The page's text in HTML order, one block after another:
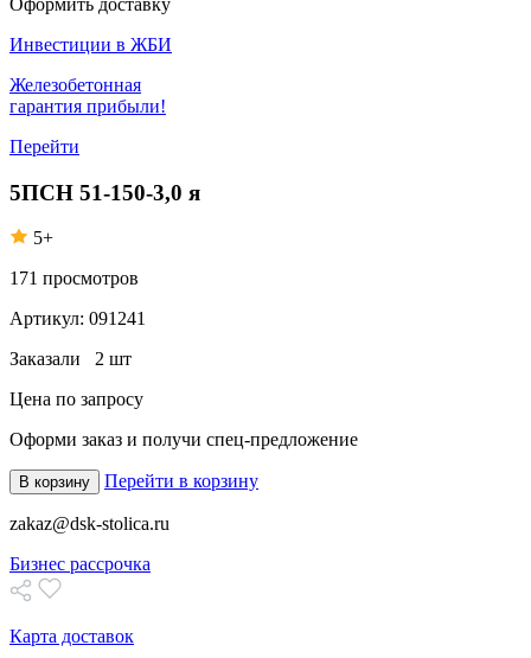
Инвестиции в ЖБИ
Железобетонная
гарантия прибыли!
Перейти
5ПСН 51-150-3,0 я
5+
171 просмотров
Артикул: 091241
Заказали 2 шт
Цена по запросу
Оформи заказ и получи спец-предложение
В корзину Перейти в корзину
zakaz@dsk-stolica.ru
Бизнес рассрочка
Карта доставок